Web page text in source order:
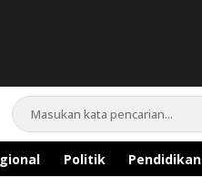
Politik Pendidikan